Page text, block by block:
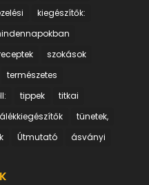
kiegészítők:
szokások
természetes
tippek
titkai
tünetek,
Útmutató
ásványi